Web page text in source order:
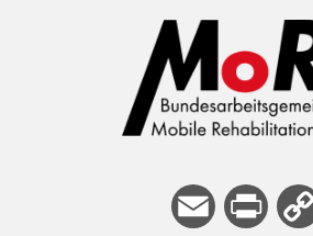
E
Pri